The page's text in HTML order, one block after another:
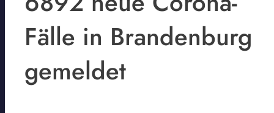
Fälle in Brandenburg
gemeldet